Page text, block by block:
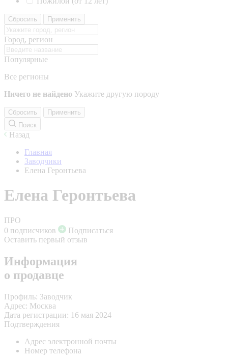
Сбросить Применить
Город, регион
Популярные
Все регионы
Ничего не найдено Укажите другую породу
Сбросить
Применить
Поиск
Назад
Главная
Заводчики
Елена Геронтьева
Елена Геронтьева
ПРО
0 подписчиков
Подписаться
Оставить первый отзыв
Информация
о продавце
Профиль: Заводчик
Адрес: Москва
Дата регистрации: 16 мая 2024
Подтверждения
Адрес электронной почты
Номер телефона